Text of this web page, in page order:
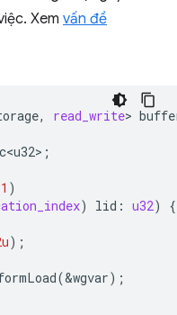
Xem vấn đề
, read_write>
;
1 )
) lid : u32)
{
);
(&wgvar);